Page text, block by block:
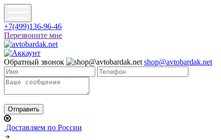
+7(499)136-96-46
Перезвоните мне
Обратный звонок shop@avtobardak.net
Доставляем по России